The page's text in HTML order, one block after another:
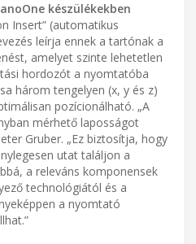
készülékekben
Insert” (automatikus
leírja ennek a tartónak a
amelyet szinte lehetetlen
hordozót a nyomtatóba
három tengelyen (x, y és z)
pozícionálható. „A
mérhető laposságot
Gruber. „Ez biztosítja, hogy
utat találjon a
a releváns komponensek
technológiától és a
a nyomtató